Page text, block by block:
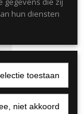
hun diensten
toestaan
niet akkoord